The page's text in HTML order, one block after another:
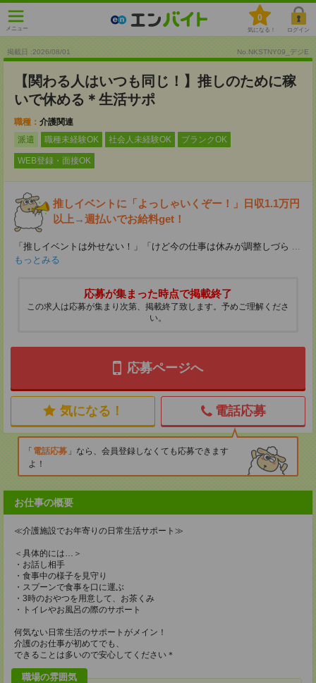
メニュー
0
気になる！ ログイン
掲載日 :2026/08/01 No.NKSTNY09_デジE
【関わる人はいつも同じ！】推しのために稼
いで休める＊生活サポ
職種： 介護関連
派遣
職種未経験OK 社会人未経験OK ブランクOK
WEB登録・面接OK
推しイベントに「よっしゃいくぞー！」日収1.1万円
以上→週払いでお給料get！
「推しイベントは外せない！」「けど今の仕事は休みが調整しづら ...
もっとみる
応募が集まった時点で掲載終了
この求人は応募が集まり次第、掲載終了致します。予めご理解くださ
い。
応募ページへ
気になる！ 電話応募
電話応募
なら、会員登録しなくても応募できます
よ！
お仕事の概要
≪介護施設でお年寄りの日常生活サポート≫
＜具体的には…＞
・お話し相手
・食事中の様子を見守り
・スプーンで食事を口に運ぶ
・3時のおやつを用意して、お茶くみ
・トイレやお風呂の際のサポート
何気ない日常生活のサポートがメイン！
介護のお仕事が初めてでも、
できることは多いので安心してください＊
職場の雰囲気